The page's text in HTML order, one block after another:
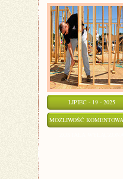
LIPIEC - 19 - 2025
MOŻLIWOŚĆ